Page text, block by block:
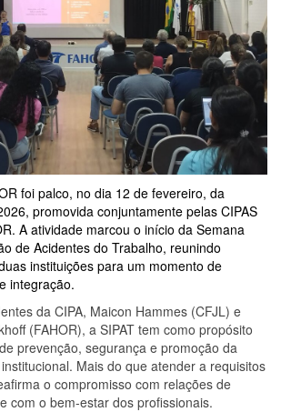
foi palco, no dia 12 de fevereiro, da
promovida conjuntamente pelas CIPAS
. A atividade marcou o início da Semana
de Acidentes do Trabalho, reunindo
instituições para um momento de
integração.
da CIPA, Maicon Hammes (CFJL) e
(FAHOR), a SIPAT tem como propósito
prevenção, segurança e promoção da
Mais do que atender a requisitos
o compromisso com relações de
com o bem-estar dos profissionais.